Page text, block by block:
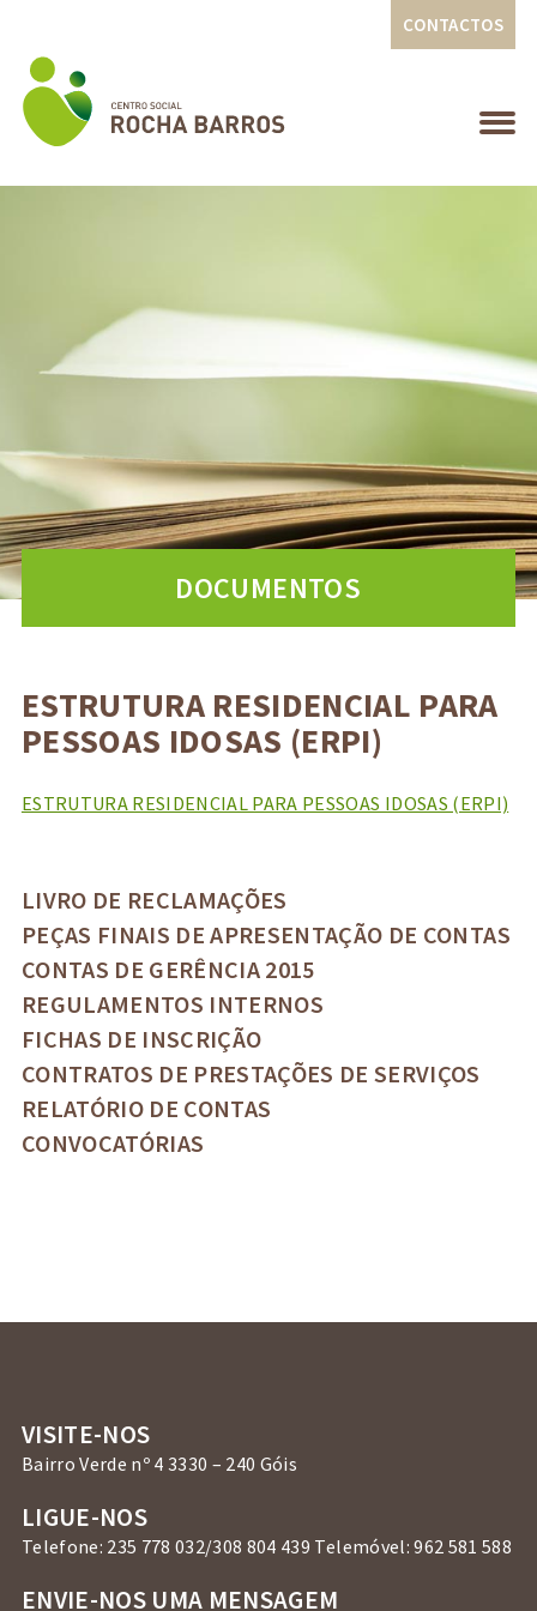
CONTACTOS
DOCUMENTOS
LIVRO DE RECLAMAÇÕES
PEÇAS FINAIS DE APRESENTAÇÃO DE CONTAS
CONTAS DE GERÊNCIA 2015
REGULAMENTOS INTERNOS
FICHAS DE INSCRIÇÃO
CONTRATOS DE PRESTAÇÕES DE SERVIÇOS
RELATÓRIO DE CONTAS
CONVOCATÓRIAS
ESTRUTURA RESIDENCIAL PARA
PESSOAS IDOSAS (ERPI)
ESTRUTURA RESIDENCIAL PARA PESSOAS IDOSAS (ERPI)
VISITE-NOS
Bairro Verde nº 4 3330 – 240 Góis
LIGUE-NOS
Telefone: 235 778 032/308 804 439 Telemóvel: 962 581 588
ENVIE-NOS UMA MENSAGEM